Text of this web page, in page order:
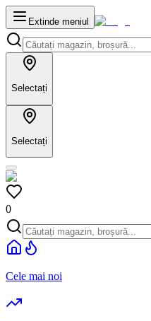
Extinde meniul
Selectați
Selectați
0
Cele mai noi